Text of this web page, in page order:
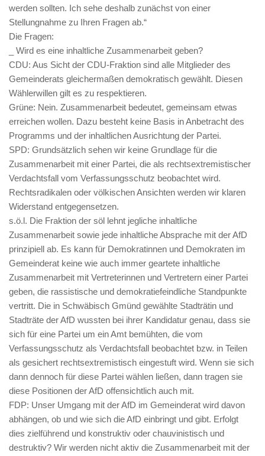
werden sollten. Ich sehe deshalb zunächst von einer
Stellungnahme zu Ihren Fragen ab.“
Die Fragen:
_ Wird es eine inhaltliche Zusammenarbeit geben?
CDU: Aus Sicht der CDU-Fraktion sind alle Mitglieder des
Gemeinderats gleichermaßen demokratisch gewählt. Diesen
Wählerwillen gilt es zu respektieren.
Grüne: Nein. Zusammenarbeit bedeutet, gemeinsam etwas
erreichen wollen. Dazu besteht keine Basis in Anbetracht des
Programms und der inhaltlichen Ausrichtung der Partei.
SPD: Grundsätzlich sehen wir keine Grundlage für die
Zusammenarbeit mit einer Partei, die als rechtsextremistischer
Verdachtsfall vom Verfassungsschutz beobachtet wird.
Rechtsradikalen oder völkischen Ansichten werden wir klaren
Widerstand entgegensetzen.
s.ö.l. Die Fraktion der söl lehnt jegliche inhaltliche
Zusammenarbeit sowie jede inhaltliche Absprache mit der AfD
prinzipiell ab. Es kann für Demokratinnen und Demokraten im
Gemeinderat keine wie auch immer geartete inhaltliche
Zusammenarbeit mit Vertreterinnen und Vertretern einer Partei
geben, die rassistische und demokratiefeindliche Standpunkte
vertritt. Die in Schwäbisch Gmünd gewählte Stadträtin und
Stadträte der AfD wussten bei ihrer Kandidatur genau, dass sie
sich für eine Partei um ein Amt bemühten, die vom
Verfassungsschutz als Verdachtsfall beobachtet bzw. in Teilen
als gesichert rechtsextremistisch eingestuft wird. Wenn sie sich
dann dennoch für diese Partei wählen ließen, dann tragen sie
diese Positionen der AfD offensichtlich auch mit.
FDP: Unser Umgang mit der AfD im Gemeinderat wird davon
abhängen, ob und wie sich die AfD einbringt und gibt. Erfolgt
dies zielführend und konstruktiv oder chauvinistisch und
destruktiv? Wir werden nicht aktiv die Zusammenarbeit mit der